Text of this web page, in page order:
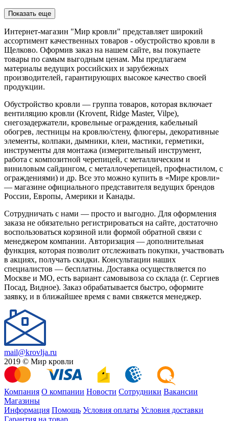
Показать еще
Интернет-магазин "Мир кровли" представляет широкий
ассортимент качественных товаров - обустройство кровли в
Щелково. Оформив заказ на нашем сайте, вы покупаете
товары по самым выгодным ценам. Мы предлагаем
материалы ведущих российских и зарубежных
производителей, гарантирующих высокое качество своей
продукции.
Обустройство кровли — группа товаров, которая включает
вентиляцию кровли (Krovent, Ridge Master, Vilpe),
снегозадержатели, кровельные ограждения, кабельный
обогрев, лестницы на кровлю/стену, флюгеры, декоративные
элементы, колпаки, дымники, клеи, мастики, герметики,
инструменты для монтажа (измерительный инструмент,
работа с композитной черепицей, с металлическим и
виниловым сайдингом, с металлочерепицей, профнастилом, с
ограждениями) и др. Все это можно купить в «Мире кровли»
— магазине официального представителя ведущих брендов
России, Европы, Америки и Канады.
Сотрудничать с нами — просто и выгодно. Для оформления
заказа не обязательно регистрироваться на сайте, достаточно
воспользоваться корзиной или формой обратной связи с
менеджером компании. Авторизация — дополнительная
функция, которая позволит отслеживать покупки, участвовать
в акциях, получать скидки. Консультации наших
специалистов — бесплатны. Доставка осуществляется по
Москве и МО, есть вариант самовывоза со склада (г. Сергиев
Посад, Видное). Заказ обрабатывается быстро, оформите
заявку, и в ближайшее время с вами свяжется менеджер.
mail@krovlja.ru
2019 © Мир кровли
Компания О компании Новости Сотрудники Вакансии
Магазины
Информация Помощь Условия оплаты Условия доставки
Гарантия на товар